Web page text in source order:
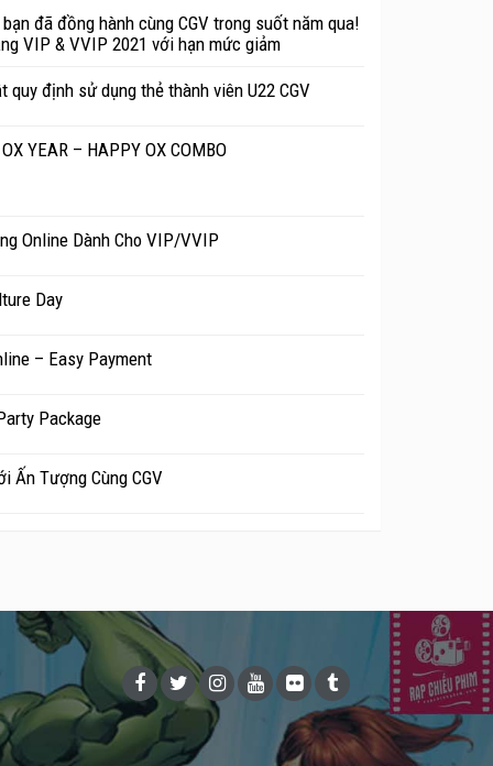
đã đồng hành cùng CGV trong suốt năm qua!
VIP & VVIP 2021 với hạn mức giảm
quy định sử dụng thẻ thành viên U22 CGV
YEAR – HAPPY OX COMBO
Online Dành Cho VIP/VVIP
Day
– Easy Payment
Package
Ấn Tượng Cùng CGV